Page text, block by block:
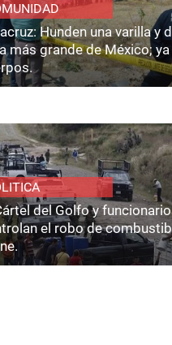
Hunden una varilla y
más grande de México;
del Golfo y
el robo de